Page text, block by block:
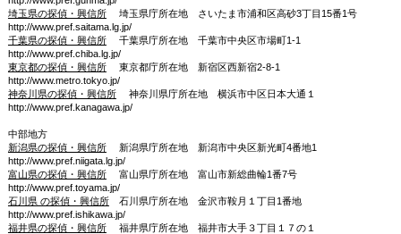
埼玉県の探偵・興信所埼玉県庁所在地 さいたま市浦和区高砂3丁目15番1号
http://www.pref.saitama.lg.jp/
千葉県の探偵・興信所千葉県庁所在地 千葉市中央区市場町1-1
http://www.pref.chiba.lg.jp/
東京都の探偵・興信所東京都庁所在地 新宿区西新宿2-8-1
http://www.metro.tokyo.jp/
神奈川県の探偵・興信所神奈川県庁所在地 横浜市中区日本大通１
http://www.pref.kanagawa.jp/
中部地方
新潟県の探偵・興信所新潟県庁所在地 新潟市中央区新光町4番地1
http://www.pref.niigata.lg.jp/
富山県の探偵・興信所富山県庁所在地 富山市新総曲輪1番7号
http://www.pref.toyama.jp/
石川県 の探偵・興信所石川県庁所在地 金沢市鞍月１丁目1番地
http://www.pref.ishikawa.jp/
福井県の探偵・興信所福井県庁所在地 福井市大手３丁目１７の１